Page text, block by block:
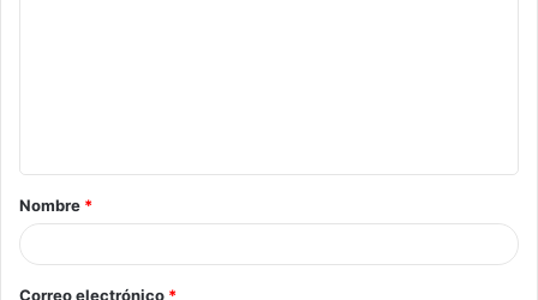
Nombre *
Correo electrónico *